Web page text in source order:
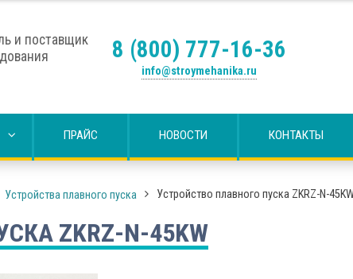
и поставщик
8 (800) 777-16-36
info@stroymehanika.ru
ПРАЙС НОВОСТИ КОНТАКТЫ
Устройства плавного пуска Устройство плавного пуска ZKRZ-N-
ZKRZ-N-45KW